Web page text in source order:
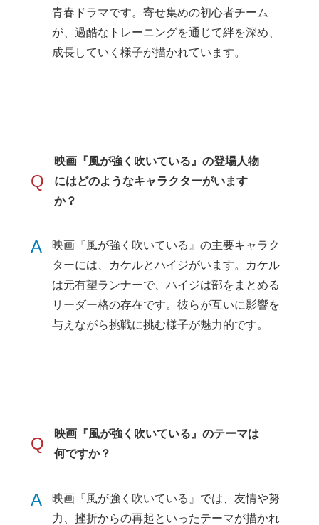
青春ドラマです。寄せ集めの初心者チーム
が、過酷なトレーニングを通じて絆を深め、
成長していく様子が描かれています。
Q
映画『風が強く吹いている』の登場人物
にはどのようなキャラクターがいます
か？
A
映画『風が強く吹いている』の主要キャラク
ターには、カケルとハイジがいます。カケル
は元有望ランナーで、ハイジは部をまとめる
リーダー格の存在です。彼らが互いに影響を
与えながら挑戦に挑む様子が魅力的です。
Q
映画『風が強く吹いている』のテーマは
何ですか？
A
映画『風が強く吹いている』では、友情や努
力、挫折からの再起といったテーマが描かれ